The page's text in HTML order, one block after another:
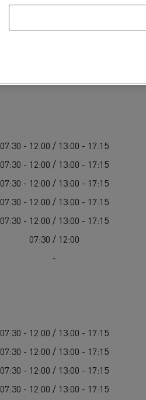
07:30 - 12:00 / 13:00 - 17:15
07:30 - 12:00 / 13:00 - 17:15
07:30 - 12:00 / 13:00 - 17:15
07:30 - 12:00 / 13:00 - 17:15
07:30 - 12:00 / 13:00 - 17:15
07:30 / 12:00
-
07:30 - 12:00 / 13:00 - 17:15
07:30 - 12:00 / 13:00 - 17:15
07:30 - 12:00 / 13:00 - 17:15
07:30 - 12:00 / 13:00 - 17:15